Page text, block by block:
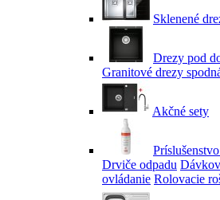
Sklenené
Drezy pod
Granitové drezy
Akčné sety
Drviče odpadu
ovládanie Rolovacie